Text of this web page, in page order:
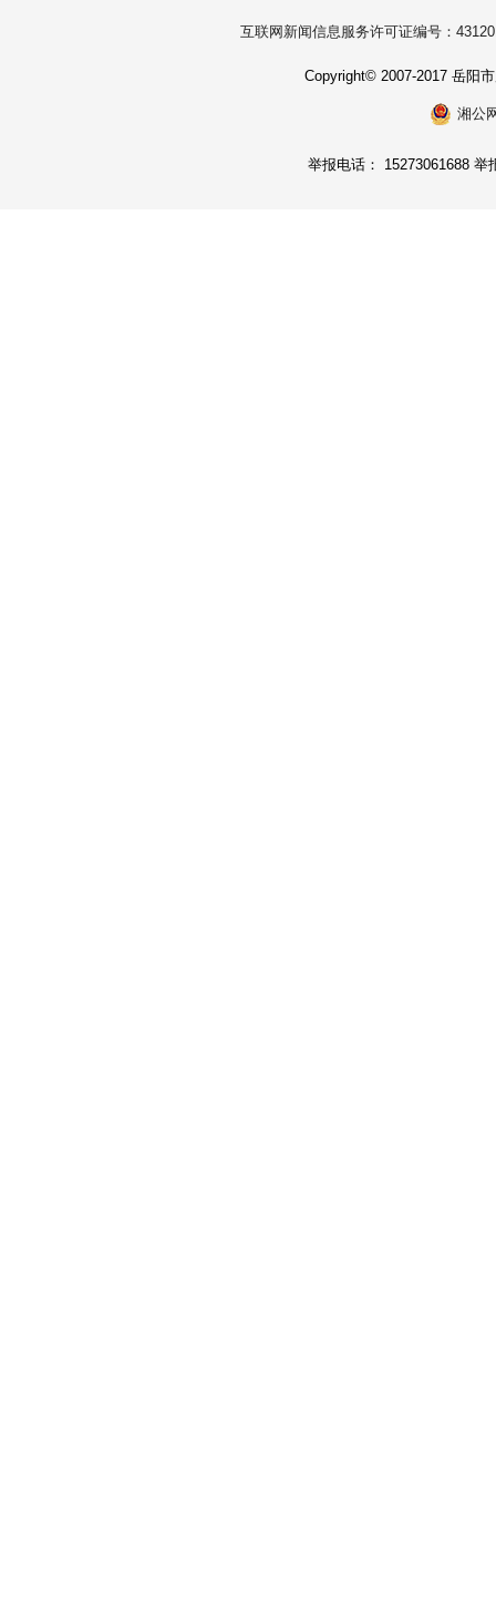
互联网新闻信息服务许可证编号：
Copyright© 2007-2017 岳阳
湘公
举报电话： 15273061688